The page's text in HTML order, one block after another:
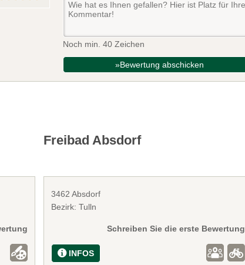
Noch min. 40 Zeichen
»Bewertung abschicken
Freibad Absdorf
3462 Absdorf
Bezirk: Tulln
Schreiben Sie die erste Bewertung
INFOS